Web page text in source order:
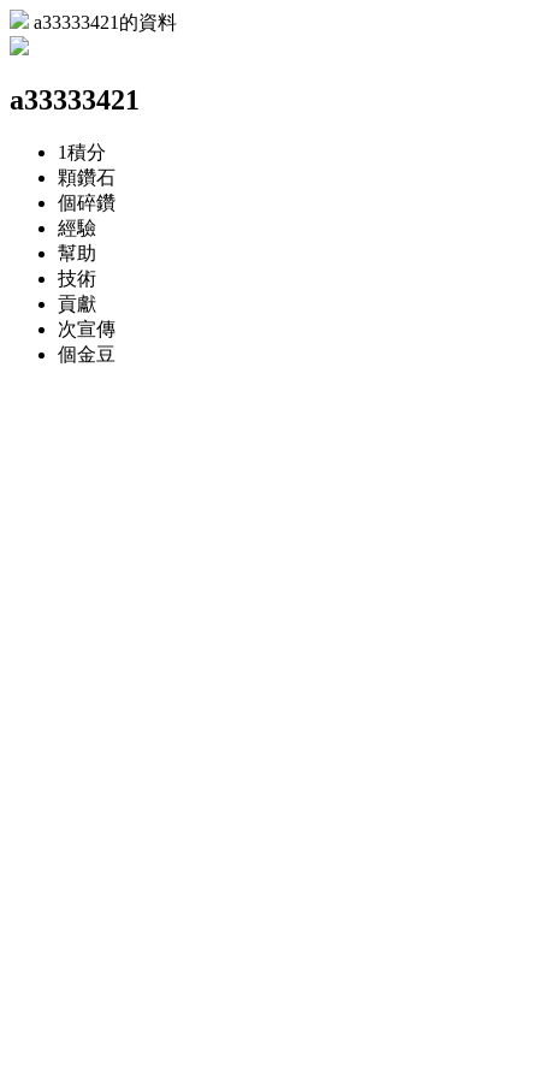
a33333421的資料
a33333421
1積分
顆鑽石
個碎鑽
經驗
幫助
技術
貢獻
次宣傳
個金豆